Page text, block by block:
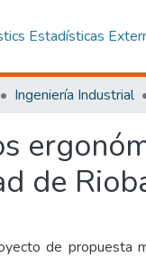
Estadísticas
Ingeniería Industrial
de
de propuesta